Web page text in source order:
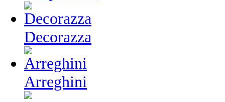
Decorazza
Arreghini